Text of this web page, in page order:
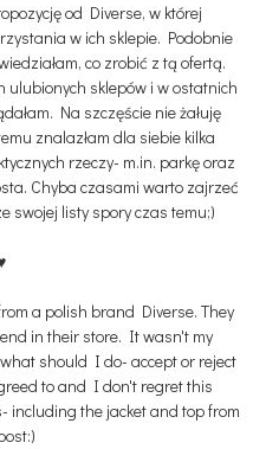
od Diverse, w której
w ich sklepie. Podobnie
co zrobić z tą ofertą.
ulubionych sklepów i w ostatnich
Na szczęście nie żałuję
znalazłam dla siebie kilka
rzeczy- m.in. parkę oraz
Chyba czasami warto zajrzeć
swojej listy spory czas temu;)
a polish brand Diverse. They
in their store. It wasn't my
should I do- accept or reject
to and I don't regret this
including the jacket and top from